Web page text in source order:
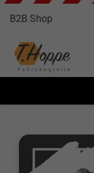
B2B Shop